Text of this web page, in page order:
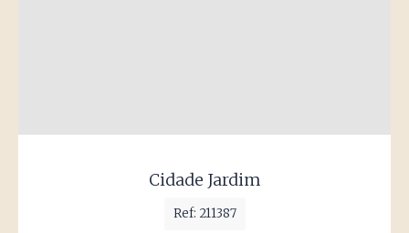
Cidade Jardim
Ref: 211387